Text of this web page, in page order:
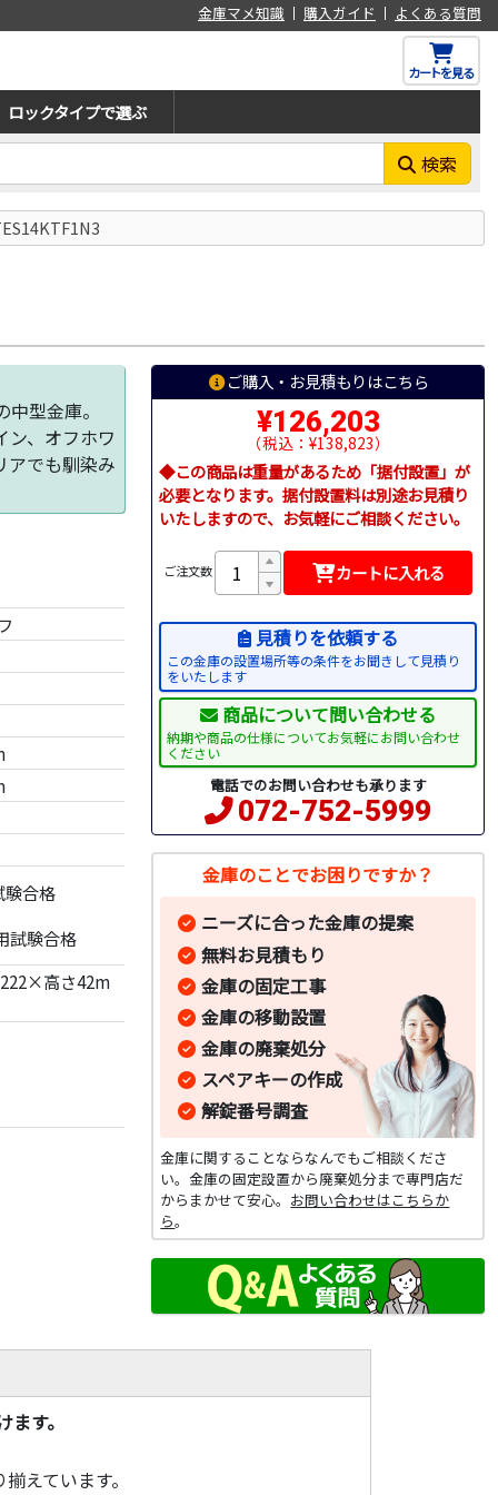
金庫マメ知識 購入ガイド よくある質問
カートを見る
ロックタイプで選ぶ
検索
型金庫。
ン、オフホワ
アでも馴染み
験合格
試験合格
高さ42m
ご購入・お見積もりはこちら
¥126,203
（税込：¥138,823）
◆この商品は重量があるため「据付設置」が
必要となります。据付設置料は別途お見積り
いたしますので、お気軽にご相談ください。
ご注文数 カートに入れる
見積りを依頼する
この金庫の設置場所等の条件をお聞きして見積り
をいたします
商品について問い合わせる
納期や商品の仕様についてお気軽にお問い合わせ
ください
電話でのお問い合わせも承ります
072-752-5999
金庫のことでお困りですか？
ニーズに合った金庫の提案
無料お見積もり
金庫の固定工事
金庫の移動設置
金庫の廃棄処分
スペアキーの作成
解錠番号調査
金庫に関することならなんでもご相談くださ
い。金庫の固定設置から廃棄処分まで専門店だ
からまかせて安心。 お問い合わせはこちらか
ら。
す。
えています。